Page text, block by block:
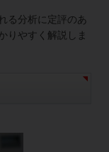
る分析に定評のあ
りやすく解説しま